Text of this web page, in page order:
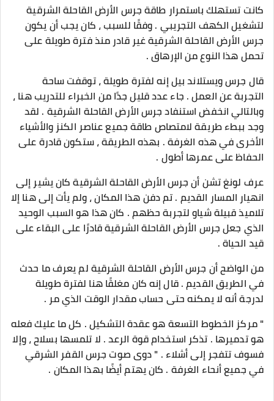
كانت تستهلك باستمرار طاقة جرس الأرض القاحلة الشرقية
لتشغيل الكهف التجريبي . وفقًا للسبب ، كان يجب أن يكون
جرس الأرض القاحلة الشرقية غير قادر منذ فترة طويلة على
تحمل هذا النوع من الإرهاق .
قال جرس ويستلاند بيل إنه لفترة طويلة ، توقفت ساحة
التجربة عن العمل . جاء عدد قليل جدًا من الخبراء للتدريب هنا ،
وبالتالي انخفض استنفاد جرس الأرض القاحلة الشرقية . لقد
وجد ببطء طريقة لامتصاص طاقة جميع عناصر الكنز والأشياء
الأخرى في هذه الغرفة . بهذه الطريقة ، ستكون قادرة على
الحفاظ على عمرها أطول .
عرف لونغ تشن أن جرس الأرض القاحلة الشرقية كان يشير إلى
انهيار المسار القديم . تم دفن هذا المكان ، ولم يأت إلى هنا إلا
تلاميذ قبيلة شياو لتجربة حظهم . كان هذا هو السبب الوحيد
الذي جعل جرس الأرض القاحلة الشرقية قادرًا على البقاء على
قيد الحياة .
من الواضح أن جرس الأرض القاحلة الشرقية لم يعرف ما حدث
في الطريق القديم . قال إنه كان مغلقًا هنا لفترة طويلة
لدرجة أنه لا يمكنه حتى حساب مقدار الوقت الذي مر .
" مركز الخطوط التسعة هو عقدة التشكيل . كل ما عليك فعله
هو تدميرها . تذكر استخدام قوة الرعد . لا تلمسها بسلاح ، وإلا
فسوف تتفجر إلى أشلاء . " دوى صوت جرس القفر الشرقي
في جميع أنحاء الغرفة . كان يهتم أيضًا بهذا المكان .